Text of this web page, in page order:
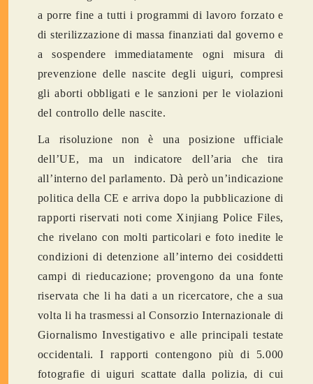
a porre fine a tutti i programmi di lavoro forzato e
di sterilizzazione di massa finanziati dal governo e
a sospendere immediatamente ogni misura di
prevenzione delle nascite degli uiguri, compresi
gli aborti obbligati e le sanzioni per le violazioni
del controllo delle nascite.
La risoluzione non è una posizione ufficiale
dell’UE, ma un indicatore dell’aria che tira
all’interno del parlamento. Dà però un’indicazione
politica della CE e arriva dopo la pubblicazione di
rapporti riservati noti come Xinjiang Police Files,
che rivelano con molti particolari e foto inedite le
condizioni di detenzione all’interno dei cosiddetti
campi di rieducazione; provengono da una fonte
riservata che li ha dati a un ricercatore, che a sua
volta li ha trasmessi al Consorzio Internazionale di
Giornalismo Investigativo e alle principali testate
occidentali. I rapporti contengono più di 5.000
fotografie di uiguri scattate dalla polizia, di cui